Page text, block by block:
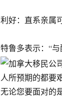
利好：直系亲属
特鲁多表示：“
人所预期的都要
无论您要面对的